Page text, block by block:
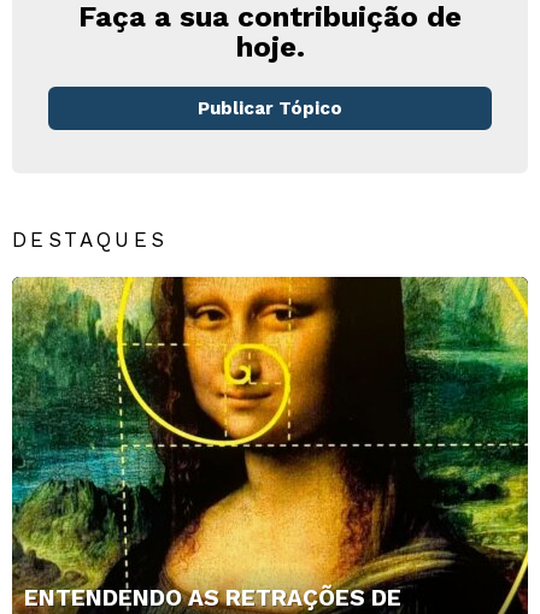
Faça a sua contribuição de
hoje.
Publicar Tópico
DESTAQUES
ENTENDENDO AS RETRAÇÕES DE